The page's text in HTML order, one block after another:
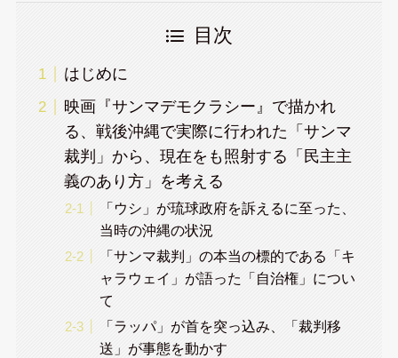
目次
はじめに
映画『サンマデモクラシー』で描かれ
る、戦後沖縄で実際に行われた「サンマ
裁判」から、現在をも照射する「民主主
義のあり方」を考える
「ウシ」が琉球政府を訴えるに至った、
当時の沖縄の状況
「サンマ裁判」の本当の標的である「キ
ャラウェイ」が語った「自治権」につい
て
「ラッパ」が首を突っ込み、「裁判移
送」が事態を動かす